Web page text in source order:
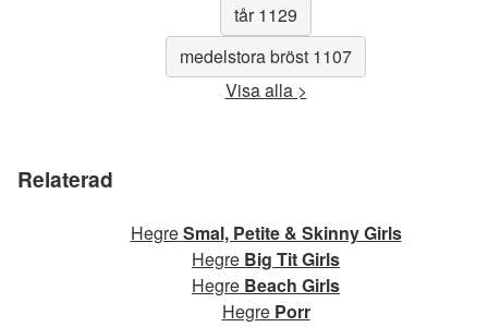
tår 1129
medelstora bröst 1107
Visa alla >
Relaterad
HegreSmal, Petite & Skinny Girls
Hegre Big Tit Girls
Hegre Beach Girls
Hegre Porr